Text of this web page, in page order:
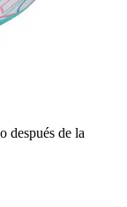
después de la